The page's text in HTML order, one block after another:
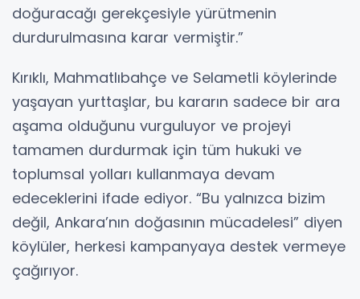
doğuracağı gerekçesiyle yürütmenin
durdurulmasına karar vermiştir.”
Kırıklı, Mahmatlıbahçe ve Selametli köylerinde
yaşayan yurttaşlar, bu kararın sadece bir ara
aşama olduğunu vurguluyor ve projeyi
tamamen durdurmak için tüm hukuki ve
toplumsal yolları kullanmaya devam
edeceklerini ifade ediyor. “Bu yalnızca bizim
değil, Ankara’nın doğasının mücadelesi” diyen
köylüler, herkesi kampanyaya destek vermeye
çağırıyor.